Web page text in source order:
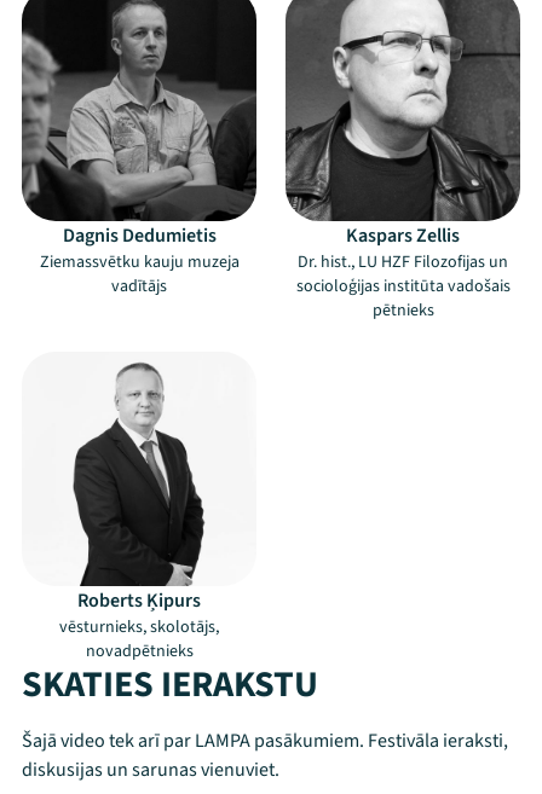
Mana programma
Dagnis Dedumietis
Ziemassvētku kauju muzeja
vadītājs
Kaspars Zellis
Dr. hist., LU HZF Filozofijas un
socioloģijas institūta vadošais
pētnieks
Roberts Ķipurs
vēsturnieks, skolotājs,
novadpētnieks
SKATIES IERAKSTU
Šajā video tek arī par LAMPA pasākumiem. Festivāla ieraksti,
diskusijas un sarunas vienuviet.